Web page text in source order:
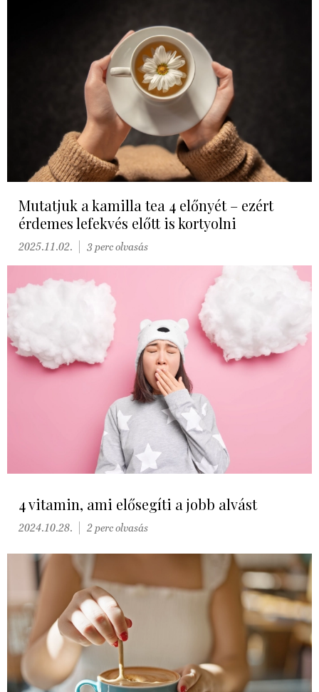
Mutatjuk a kamilla tea 4 előnyét – ezért
érdemes lefekvés előtt is kortyolni
2025.11.02. 3 perc olvasás
4 vitamin, ami elősegíti a jobb alvást
2024.10.28. 2 perc olvasás